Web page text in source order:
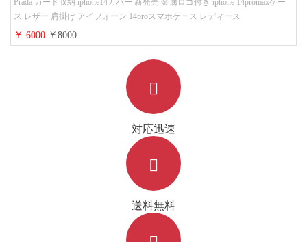
ス レザー 肩掛け アイフォーン 14proスマホケース レディース
￥ 6000￥8000
対応迅速
送料無料